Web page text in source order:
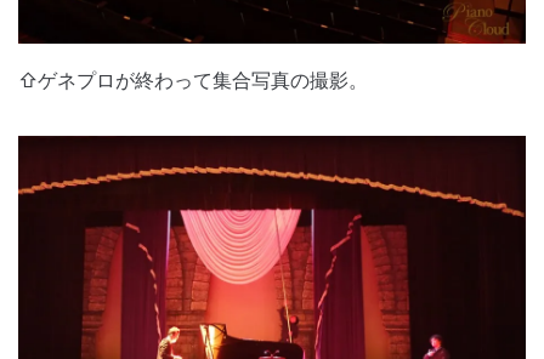
⇧ゲネプロが終わって集合写真の撮影。